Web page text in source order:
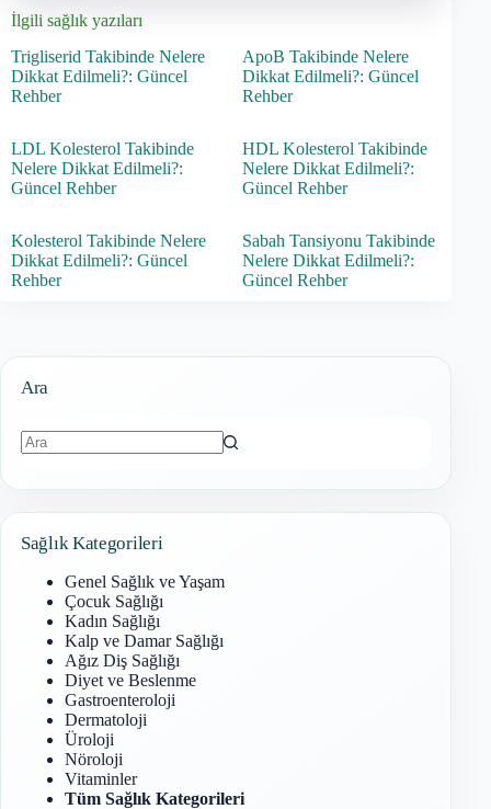
İlgili sağlık yazıları
Trigliserid Takibinde Nelere
Dikkat Edilmeli?: Güncel
Rehber
ApoB Takibinde Nelere
Dikkat Edilmeli?: Güncel
Rehber
LDL Kolesterol Takibinde
Nelere Dikkat Edilmeli?:
Güncel Rehber
HDL Kolesterol Takibinde
Nelere Dikkat Edilmeli?:
Güncel Rehber
Kolesterol Takibinde Nelere
Dikkat Edilmeli?: Güncel
Rehber
Sabah Tansiyonu Takibinde
Nelere Dikkat Edilmeli?:
Güncel Rehber
Ara
Sağlık Kategorileri
Genel Sağlık ve Yaşam
Çocuk Sağlığı
Kadın Sağlığı
Kalp ve Damar Sağlığı
Ağız Diş Sağlığı
Diyet ve Beslenme
Gastroenteroloji
Dermatoloji
Üroloji
Nöroloji
Vitaminler
Tüm Sağlık Kategorileri